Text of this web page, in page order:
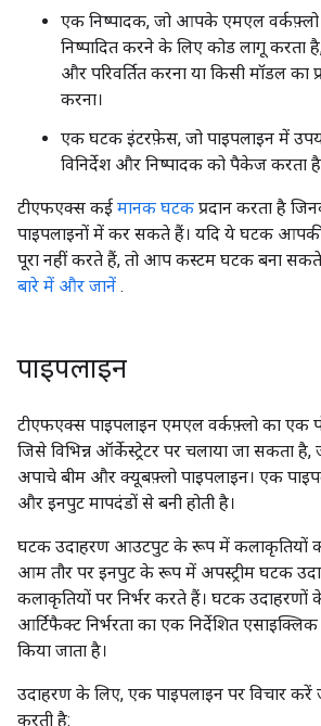
एक निष्पादक, जो आपके एमएल
निष्पादित करने के लिए कोड लागू करता
और परिवर्तित करना या किसी मॉडल का
करना।
एक घटक इंटरफ़ेस, जो पाइपलाइन में
विनिर्देश और निष्पादक को पैकेज करता
टीएफएक्स कई मानक घटक प्रदान करता है
पाइपलाइनों में कर सकते हैं। यदि ये घटक
पूरा नहीं करते हैं, तो आप कस्टम घटक बना
बारे में और जानें .
पाइपलाइन
टीएफएक्स पाइपलाइन एमएल वर्कफ़्लो का एक
जिसे विभिन्न ऑर्केस्ट्रेटर पर चलाया जा सकता
अपाचे बीम और क्यूबफ़्लो पाइपलाइन। एक
और इनपुट मापदंडों से बनी होती है।
घटक उदाहरण आउटपुट के रूप में कलाकृतियों
आम तौर पर इनपुट के रूप में अपस्ट्रीम घटक
कलाकृतियों पर निर्भर करते हैं। घटक उदाहरणों
आर्टिफैक्ट निर्भरता का एक निर्देशित एसाइक्लिक
किया जाता है।
उदाहरण के लिए, एक पाइपलाइन पर विचार करें
करती है: